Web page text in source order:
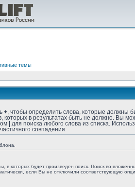
темы
+ , чтобы определить слова, которые должны
которых в результатах быть не должно. Вы
для поиска любого слова из списка.
совпадения.
которых будет произведен поиск. Поиск во
если Вы не отключили соответствующую